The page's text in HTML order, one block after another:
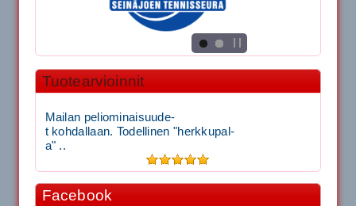
Tuotearvioinnit
Mailan peliominaisuude-
t kohdallaan. Todellinen "herkkupal-
a" ..
Facebook